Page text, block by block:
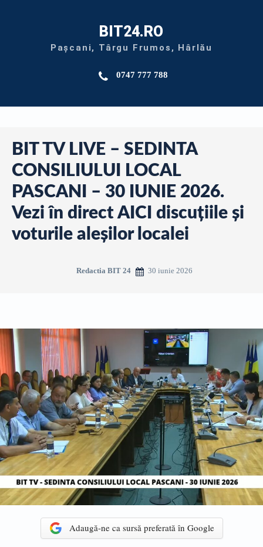
BIT24.RO
Pașcani, Târgu Frumos, Hârlău
0747 777 788
BIT TV LIVE – SEDINTA
CONSILIULUI LOCAL
PASCANI – 30 IUNIE 2026.
Vezi în direct AICI discuțiile și
voturile aleșilor localei
Redactia BIT 24 30 iunie 2026
Adaugă-ne ca sursă preferată în Google